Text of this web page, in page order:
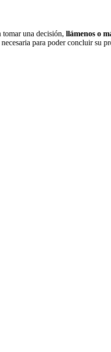
una decisión, llámenos o
para poder concluir su